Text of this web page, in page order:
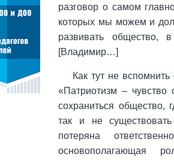
разговор о самом
которых мы можем и
развивать общество,
[Владимир…]
Как тут не
«Патриотизм – чувство
сохраниться общество,
так и не
потеряна
основополагающая